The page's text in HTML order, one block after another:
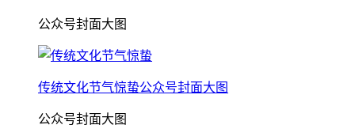
公众号封面大图
传统文化节气惊蛰公众号封面大图
公众号封面大图